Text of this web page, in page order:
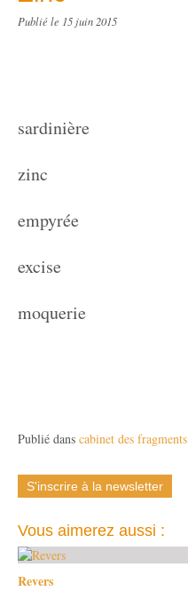
Publié le 15 juin 2015
sardinière
zinc
empyrée
excise
moquerie
Publié dans cabinet des fragments
S'inscrire à la newsletter
Vous aimerez aussi :
Revers